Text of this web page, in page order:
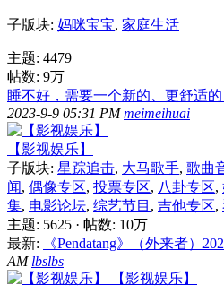
子版块: 妈咪宝宝, 家庭生活
主题: 4479
帖数: 9万
睡不好，需要一个新的、更舒适的
2023-9-9 05:31 PMmeimeihuai
【影视娱乐】
子版块: 星踪追击, 大马歌手, 歌曲
闻, 偶像专区, 投票专区, 八卦专区,
集, 电影论坛, 综艺节目 , 吉他专区,
主题: 5625 · 帖数: 10万
最新:
《Pendatang》（外来者）
AM lbslbs
【影视娱乐】